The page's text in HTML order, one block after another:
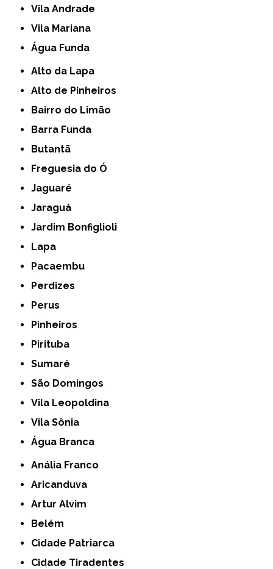
Vila Andrade
Vila Mariana
Água Funda
Alto da Lapa
Alto de Pinheiros
Bairro do Limão
Barra Funda
Butantã
Freguesia do Ó
Jaguaré
Jaraguá
Jardim Bonfiglioli
Lapa
Pacaembu
Perdizes
Perus
Pinheiros
Pirituba
Sumaré
São Domingos
Vila Leopoldina
Vila Sônia
Água Branca
Anália Franco
Aricanduva
Artur Alvim
Belém
Cidade Patriarca
Cidade Tiradentes